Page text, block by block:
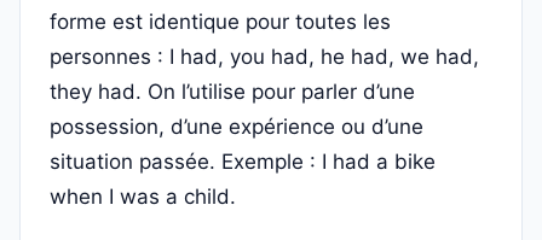
forme est identique pour toutes les
personnes : I had, you had, he had, we had,
they had. On l’utilise pour parler d’une
possession, d’une expérience ou d’une
situation passée. Exemple : I had a bike
when I was a child.